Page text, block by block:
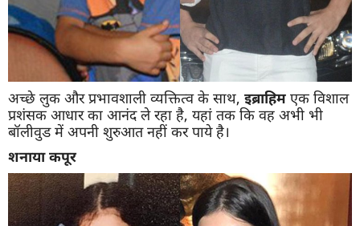
अच्छे लुक और प्रभावशाली व्यक्तित्व के साथ, इब्राहिम एक विशाल
प्रशंसक आधार का आनंद ले रहा है, यहां तक ​​कि वह अभी भी
बॉलीवुड में अपनी शुरुआत नहीं कर पाये है।
शनाया कपूर